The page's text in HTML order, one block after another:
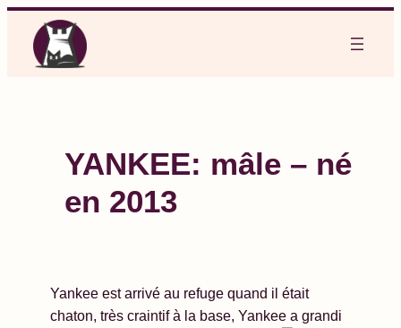
contenu
YANKEE: mâle – né
en 2013
Yankee est arrivé au refuge quand il était
chaton, très craintif à la base, Yankee a grandi